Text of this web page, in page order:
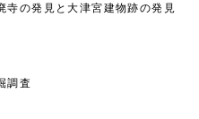
寺の発見と大津宮建物跡の発見
調査